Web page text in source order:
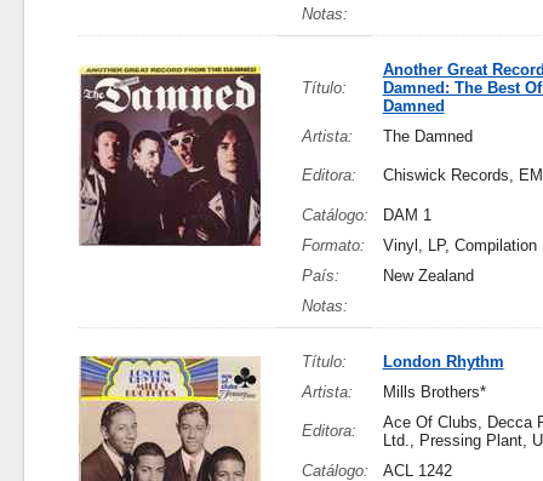
Notas:
Título:
Another Great
Damned: The Best
Damned
Artista:
The Damned
Editora: Chiswick Records,
Catálogo:
DAM 1
Formato:
Vinyl, LP, Compilation
País:
New Zealand
Notas:
Título:
London Rhythm
Artista:
Mills Brothers*
Editora:
Ace Of Clubs, Decca
Ltd., Pressing Plant,
Catálogo:
ACL 1242